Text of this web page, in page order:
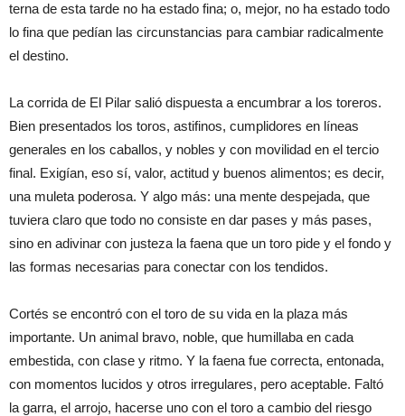
terna de esta tarde no ha estado fina; o, mejor, no ha estado todo
lo fina que pedían las circunstancias para cambiar radicalmente
el destino.
La corrida de El Pilar salió dispuesta a encumbrar a los toreros.
Bien presentados los toros, astifinos, cumplidores en líneas
generales en los caballos, y nobles y con movilidad en el tercio
final. Exigían, eso sí, valor, actitud y buenos alimentos; es decir,
una muleta poderosa. Y algo más: una mente despejada, que
tuviera claro que todo no consiste en dar pases y más pases,
sino en adivinar con justeza la faena que un toro pide y el fondo y
las formas necesarias para conectar con los tendidos.
Cortés se encontró con el toro de su vida en la plaza más
importante. Un animal bravo, noble, que humillaba en cada
embestida, con clase y ritmo. Y la faena fue correcta, entonada,
con momentos lucidos y otros irregulares, pero aceptable. Faltó
la garra, el arrojo, hacerse uno con el toro a cambio del riesgo